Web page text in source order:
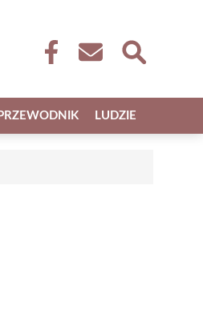
PRZEWODNIK LUDZIE